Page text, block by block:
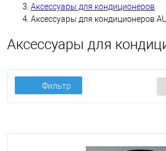
Аксессуары для кондиционеров
Аксессуары для кондиционеров
Аксессуары для
Фильтр